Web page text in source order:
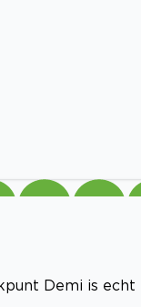
Demi is echt